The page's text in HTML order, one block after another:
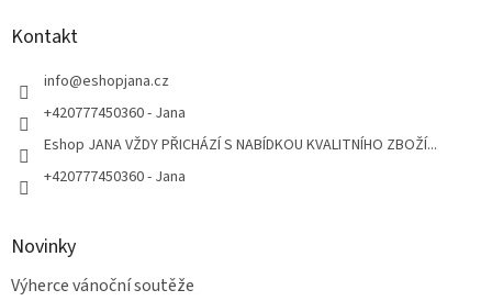
Kontakt
info@eshopjana.cz
+420777450360 - Jana
Eshop JANA VŽDY PŘICHÁZÍ S NABÍDKOU KVALITNÍHO ZBOŽÍ...
+420777450360 - Jana
Novinky
Výherce vánoční soutěže